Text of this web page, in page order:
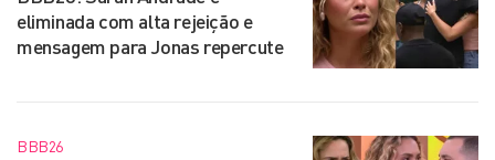
eliminada com alta rejeição e
mensagem para Jonas repercute
BBB26